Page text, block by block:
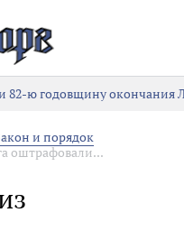
82-ю годовщину окончания
и порядок
оштрафовали...